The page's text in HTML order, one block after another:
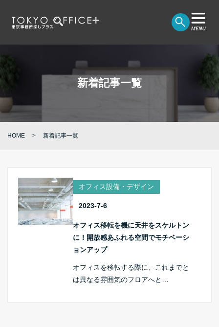
新着記事一覧
HOME 新着記事一覧
オフィス設備・デザイン
2023-7-6
オフィス移転を機に天井をスケルトン
に！開放感あふれる空間でモチベーシ
ョンアップ
オフィスを移転する際に、これまでと
は異なる雰囲気のフロアへと…